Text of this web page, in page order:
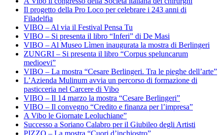
Il progetto della Pro Loco per celebrare i 243 anni di
Filadelfia
VIBO – Al via il Festival Pensa Tu
VIBO – Si presenta il libro “Inferi” di De Masi
VIBO – Al Museo Lìmen inaugurata la mostra di Berlingeri
ZUNGRI – Si presenta il libro “Corpus speluncarum
medioevi”
VIBO – La mostra “Cesare Berlingeri. Tra le pieghe dell’arte”
L’Azienda Mulinum avvia un percorso di formazione di
pasticceria nel Carcere di Vibo
VIBO – Il 14 marzo la mostra “Cesare Berlingeri”
VIBO – Il convegno “Credito e finanza per l’impresa”
A Vibo le Giornate Leoluchiane”
Successo a Soriano Calabro per il Giubileo degli Artisti
PIZZO – La mostra “Cuori d’inchiostro”